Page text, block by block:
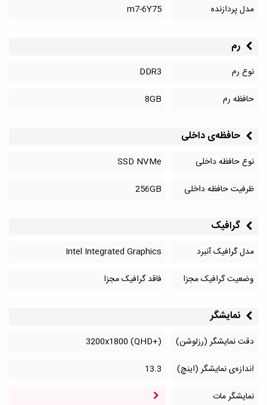
مدل پردازنده m7-6Y75
رم
نوع رم
DDR3
حافظه رم
8GB
حافظه‌‌ی داخلی
نوع حافظه داخلی
SSD NVMe
ظرفیت حافظه داخلی
256GB
گرافیک
مدل گرافیک آنبرد
Intel Integrated Graphics
وضعیت گرافیک مجزا
فاقد گرافیک مجزا
نمایشگر
دقت نمایشگر (رزلوشن)
3200x1800 (QHD+)
اندازه‌ی نمایشگر (اینچ)
13.3
نمایشگر مات